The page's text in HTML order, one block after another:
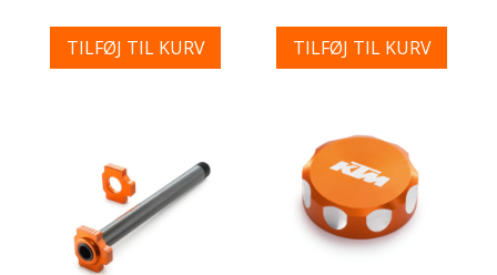
TILFØJ TIL KURV TILFØJ TIL KURV